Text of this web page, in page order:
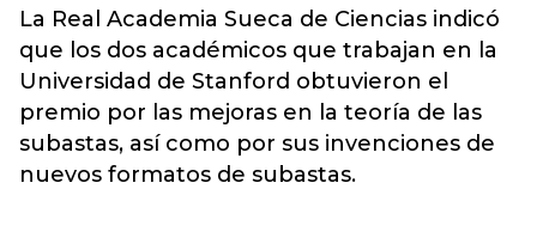
La Real Academia Sueca de Ciencias indicó
que los dos académicos que trabajan en la
Universidad de Stanford obtuvieron el
premio por las mejoras en la teoría de las
subastas, así como por sus invenciones de
nuevos formatos de subastas.